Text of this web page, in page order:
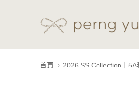
首頁 2026 SS Collection｜5A